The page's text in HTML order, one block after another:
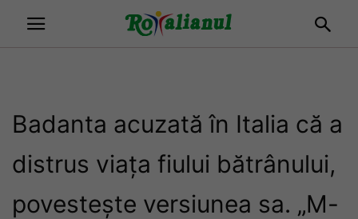
Badanta acuzată în Italia că a
distrus viața fiului bătrânului,
povestește versiunea sa. „M-